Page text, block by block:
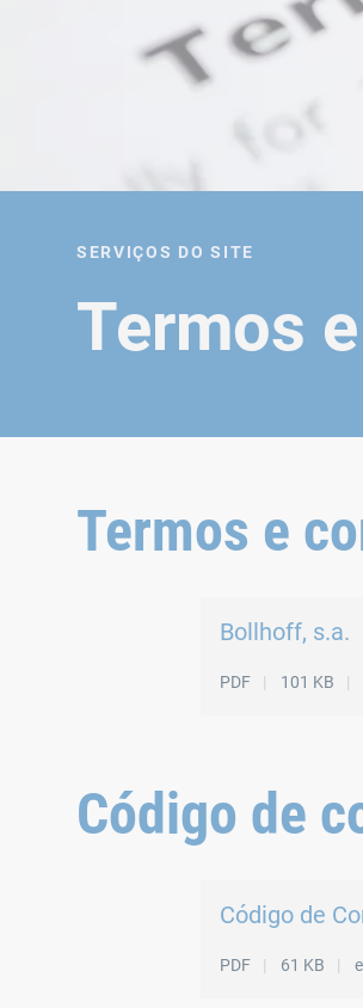
SERVIÇOS DO SITE
Termos
Termos e
Bollhoff, s.a.
PDF 101 KB
Código de
Código de
PDF 61 KB